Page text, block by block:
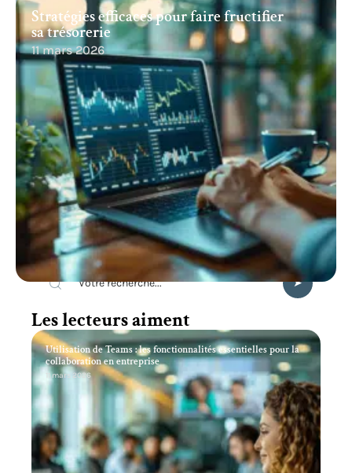
Stratégies efficaces pour faire fructifier
sa trésorerie
11 mars 2026
Recherche
Les lecteurs aiment
Utilisation de Teams : les fonctionnalités essentielles pour la
collaboration en entreprise
11 mars 2026